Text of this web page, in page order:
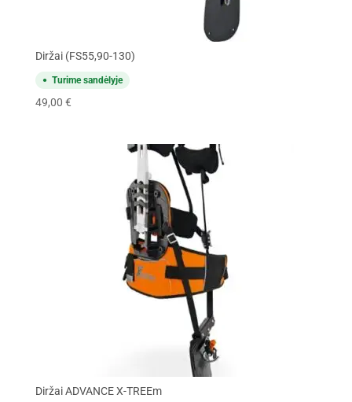
Diržai (FS55,90-130)
Turime sandėlyje
49,00 €
Diržai ADVANCE X-TREEm